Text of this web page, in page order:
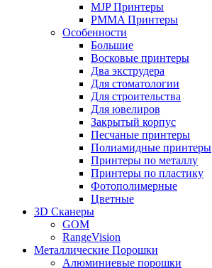
MJP Принтеры
PMMA Принтеры
Особенности
Большие
Восковые принтеры
Два экструдера
Для стоматологии
Для строительства
Для ювелиров
Закрытый корпус
Песчаные принтеры
Полиамидные принтеры
Принтеры по металлу
Принтеры по пластику
Фотополимерные
Цветные
3D Сканеры
GOM
RangeVision
Металлические Порошки
Алюминиевые порошки